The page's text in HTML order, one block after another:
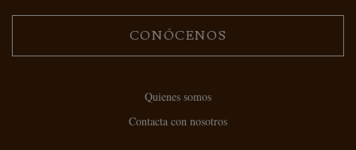
CONÓCENOS
Quienes somos
Contacta con nosotros